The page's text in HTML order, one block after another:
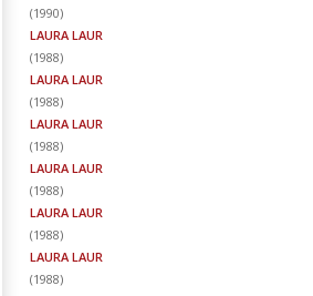
(1990)
LAURA LAUR
(1988)
LAURA LAUR
(1988)
LAURA LAUR
(1988)
LAURA LAUR
(1988)
LAURA LAUR
(1988)
LAURA LAUR
(1988)